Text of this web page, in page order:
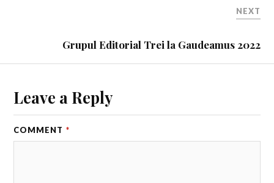
NEXT
Grupul Editorial Trei la Gaudeamus 2022
Leave a Reply
COMMENT *